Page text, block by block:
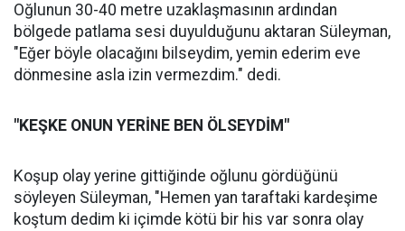
Oğlunun 30-40 metre uzaklaşmasının ardından
bölgede patlama sesi duyulduğunu aktaran Süleyman,
"Eğer böyle olacağını bilseydim, yemin ederim eve
dönmesine asla izin vermezdim." dedi.
"KEŞKE ONUN YERİNE BEN ÖLSEYDİM"
Koşup olay yerine gittiğinde oğlunu gördüğünü
söyleyen Süleyman, "Hemen yan taraftaki kardeşime
koştum dedim ki içimde kötü bir his var sonra olay